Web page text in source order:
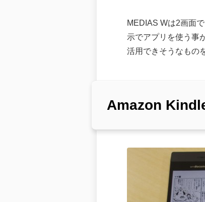
MEDIAS Wは2画面
示でアプリを使う事
活用できそうなもの
Amazon